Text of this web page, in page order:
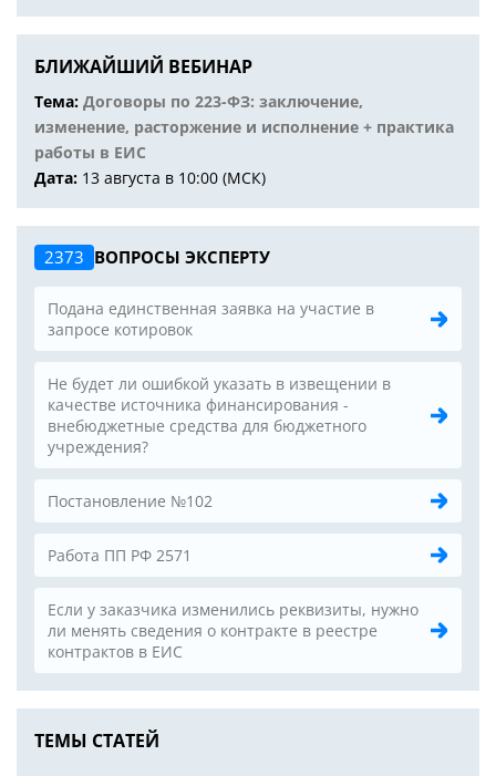
БЛИЖАЙШИЙ ВЕБИНАР
Тема: Договоры по 223-ФЗ: заключение,
изменение, расторжение и исполнение + практика
работы в ЕИС
Дата: 13 августа в 10:00 (МСК)
2373 ВОПРОСЫ ЭКСПЕРТУ
Подана единственная заявка на участие в
запросе котировок
Не будет ли ошибкой указать в извещении в
качестве источника финансирования -
внебюджетные средства для бюджетного
учреждения?
Постановление №102
Работа ПП РФ 2571
Если у заказчика изменились реквизиты, нужно
ли менять сведения о контракте в реестре
контрактов в ЕИС
ТЕМЫ СТАТЕЙ